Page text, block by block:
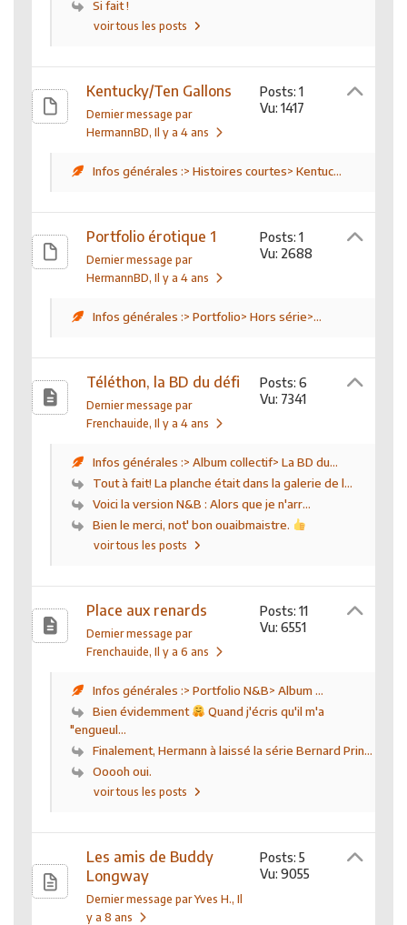
Si fait !
voir tous les posts
Kentucky/Ten Gallons
Dernier message par
HermannBD, Il y a 4 ans
Posts: 1
Vu: 1417
Infos générales :> Histoires courtes> Kentuc...
Portfolio érotique 1
Dernier message par
HermannBD, Il y a 4 ans
Posts: 1
Vu: 2688
Infos générales :> Portfolio> Hors série>...
Téléthon, la BD du défi
Dernier message par
Frenchauide, Il y a 4 ans
Posts: 6
Vu: 7341
Infos générales :> Album collectif> La BD du...
Tout à fait! La planche était dans la galerie de l...
Voici la version N&B : Alors que je n'arr...
Bien le merci, not' bon ouaibmaistre.
voir tous les posts
Place aux renards
Dernier message par
Frenchauide, Il y a 6 ans
Posts: 11
Vu: 6551
Infos générales :> Portfolio N&B> Album ...
Bien évidemment
Quand j'écris qu'il m'a
"engueul...
Finalement, Hermann à laissé la série Bernard Prin...
Ooooh oui.
voir tous les posts
Les amis de Buddy
Longway
Dernier message par Yves H., Il
y a 8 ans
Posts: 5
Vu: 9055